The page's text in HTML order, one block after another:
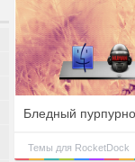
Бледный
Темы для RocketDock